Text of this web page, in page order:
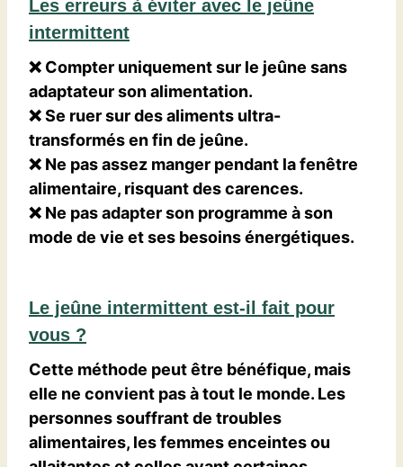
Les erreurs à éviter avec le jeûne
intermittent
❌ Compter uniquement sur le jeûne sans
adaptateur son alimentation.
❌ Se ruer sur des aliments ultra-
transformés en fin de jeûne.
❌ Ne pas assez manger pendant la fenêtre
alimentaire, risquant des carences.
❌ Ne pas adapter son programme à son
mode de vie et ses besoins énergétiques.
Le jeûne intermittent est-il fait pour
vous ?
Cette méthode peut être bénéfique, mais
elle ne convient pas à tout le monde. Les
personnes souffrant de troubles
alimentaires, les femmes enceintes ou